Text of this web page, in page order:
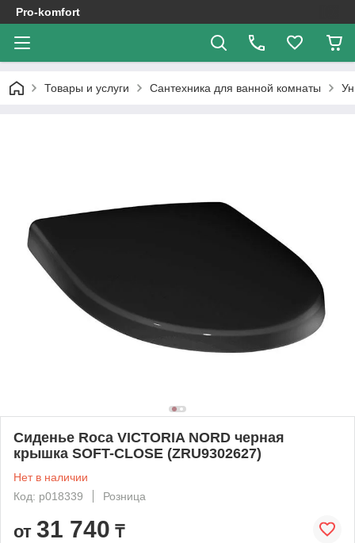
Pro-komfort
Товары и услуги Сантехника для ванной комнаты
Сиденье Roca VICTORIA NORD черная
крышка SOFT-CLOSE (ZRU9302627)
Нет в наличии
Код: p018339
Розница
от 31 740 ₸